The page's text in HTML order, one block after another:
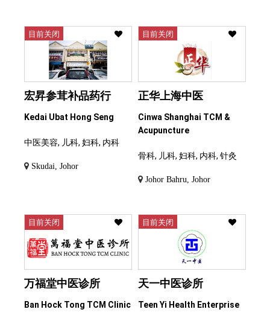
目前关闭
宏昇参茸补品药行
Kedai Ubat Hong Seng
中医美容, 儿科, 妇科, 内科
Skudai, Johor
目前关闭
正华上海中医
Cinwa Shanghai TCM &
Acupuncture
骨科, 儿科, 妇科, 内科, 针灸
Johor Bahru, Johor
目前关闭
万福堂中医诊所
Ban Hock Tong TCM Clinic
目前关闭
天一中医诊所
Teen Yi Health Enterprise